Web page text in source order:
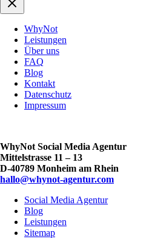
WhyNot
Leistungen
Über uns
FAQ
Blog
Kontakt
Datenschutz
Impressum
WhyNot Social Media Agentur
Mittelstrasse 11 – 13
D-40789 Monheim am Rhein
hallo@whynot-agentur.com
Social Media Agentur
Blog
Leistungen
Sitemap